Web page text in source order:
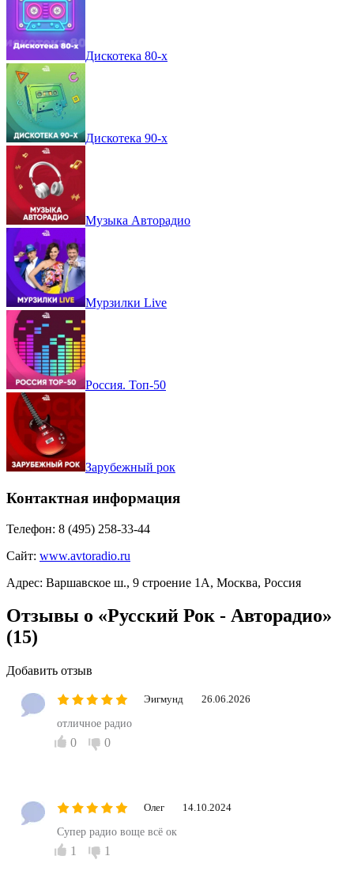
Дискотека 80-х
Дискотека 90-х
Музыка Авторадио
Мурзилки Live
Россия. Топ-50
Зарубежный рок
Контактная информация
Телефон: 8 (495) 258-33-44
Сайт: www.avtoradio.ru
Адрес: Варшавское ш., 9 строение 1А, Москва, Россия
Отзывы о «Русский Рок - Авторадио»
(15)
Добавить отзыв
Эигмунд 26.06.2026
отличное радио
0 0
Олег 14.10.2024
Супер радио воще всё ок
1 1